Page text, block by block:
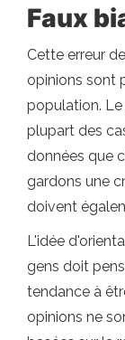
Faux
Cette erreur
opinions sont
population.
plupart des
données que
gardons une
doivent
L'idée
gens doit
tendance à
opinions ne